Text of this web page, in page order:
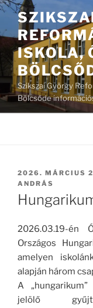
Tartalomhoz
ISKOLA,
Szikszai György
Bölcsőde
BEKÜLDVE:
2026. MÁRCIUS
ANDRÁS
2026.03.19-én
Országos
amelyen
alapján három
A
jelölő